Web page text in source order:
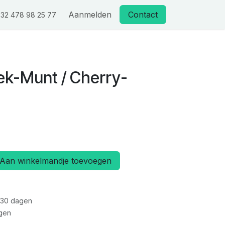
478 98 25 77 Aanmelden Contact
Munt / Cherry-
winkelmandje toevoegen
dagen